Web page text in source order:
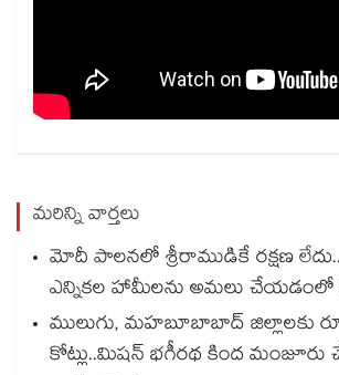
మరిన్ని వార్తలు
మోదీ పాలనలో శ్రీరాముడికే రక్షణ లేదు..
ఎన్నికల హామీలను అమలు చేయడంలో
ములుగు, మహబూబాబాద్ జిల్లాలకు
కోట్లు..మిషన్ భగీరథ కింద మంజూరు